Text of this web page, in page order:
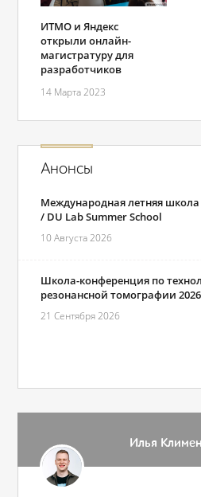
ИТМО и Яндекс
открыли онлайн-
магистратуру для
разработчиков
14 Марта 2023
Анонсы
Международная летняя
/ DU Lab Summer School
10 Августа 2026
Школа-конференция по
резонансной томографии 2026
21 Сентября 2026
Илья